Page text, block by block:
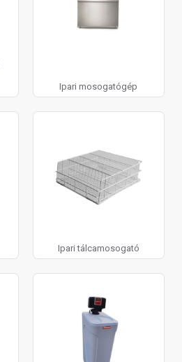
Ipari mosogatógép
Ipari tálcamosogató